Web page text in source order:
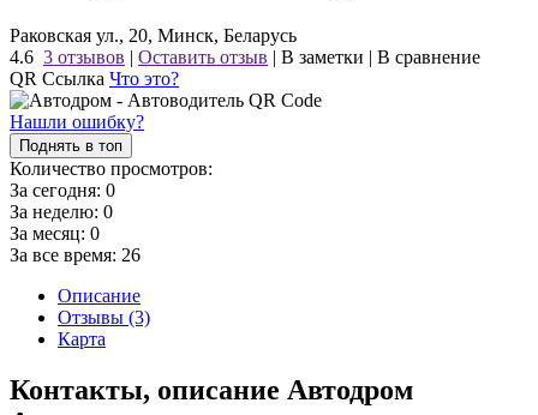
Раковская ул., 20, Минск, Беларусь
4.6 3 отзывов | Оставить отзыв | В заметки | В сравнение
QR Ссылка Что это?
Нашли ошибку?
Поднять в топ
Количество просмотров:
За сегодня: 0
За неделю: 0
За месяц: 0
За все время: 26
Описание
Отзывы (3)
Карта
Контакты, описание Автодром